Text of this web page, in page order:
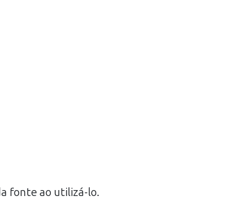
fonte ao utilizá-lo.